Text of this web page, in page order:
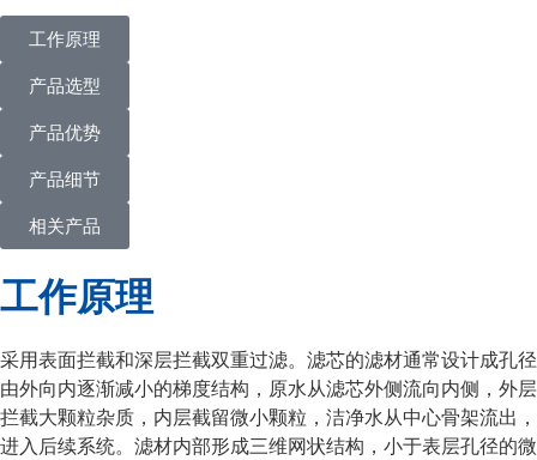
工作原理
产品选型
产品优势
产品细节
相关产品
工作原理
采用表面拦截和深层拦截双重过滤。滤芯的滤材通常设计成孔径
由外向内逐渐减小的梯度结构，原水从滤芯外侧流向内侧，外层
拦截大颗粒杂质，内层截留微小颗粒，洁净水从中心骨架流出，
进入后续系统。滤材内部形成三维网状结构，小于表层孔径的微